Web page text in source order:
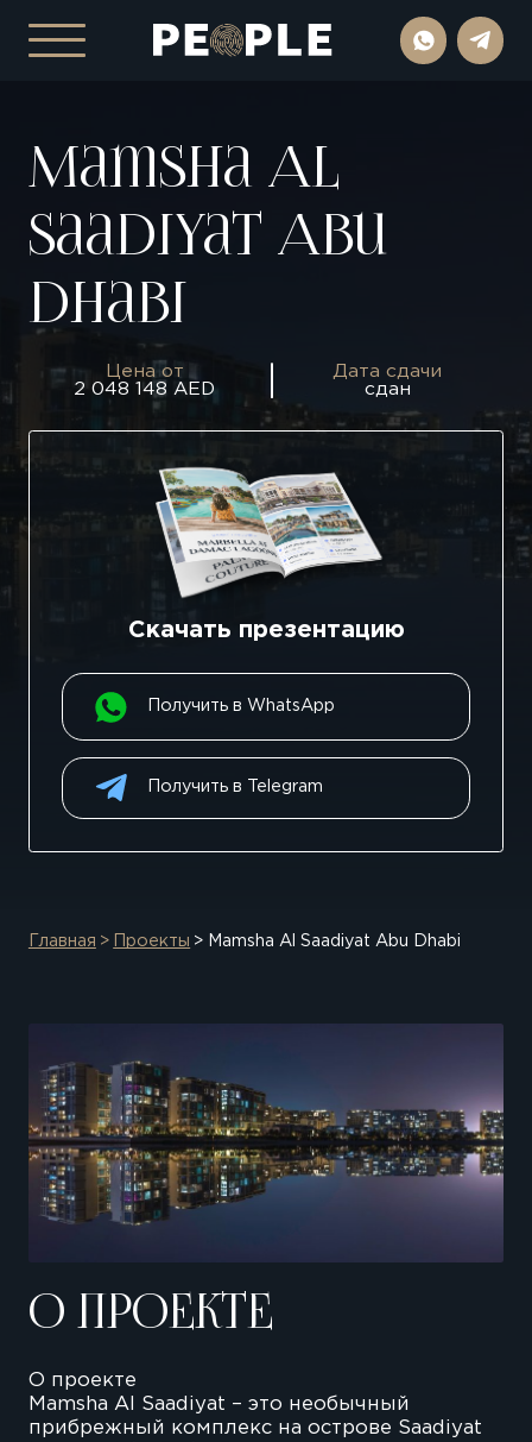
Mamsha Al
Saadiyat Abu
Dhabi
Цена от
2 048 148 AED
Дата сдачи
сдан
Скачать презентацию
Получить в WhatsApp
Получить в Telegram
Главная Проекты Mamsha Al Saadiyat Abu Dhabi
О ПРОЕКТЕ
О проекте
Mamsha Al Saadiyat – это необычный
прибрежный комплекс на острове Saadiyat